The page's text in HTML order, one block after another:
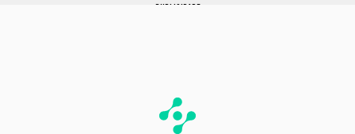
PUBLICIDADE